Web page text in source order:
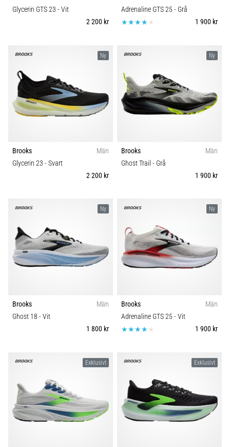
Glycerin GTS 23 - Vit
2 200 kr
Adrenaline GTS 25- Grå
1 900 kr
Ny
Brooks
Män
Glycerin 23 - Svart
2 200 kr
Ny
Brooks
Män
Ghost Trail - Grå
1 900 kr
Ny
Brooks
Män
Ghost 18 - Vit
1 800 kr
Ny
Brooks
Män
Adrenaline GTS 25- Vit
1 900 kr
Exklusivt Exklusivt